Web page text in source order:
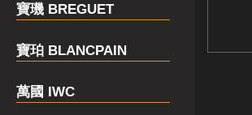
寶璣 BREGUET
寶珀 BLANCPAIN
萬國 IWC